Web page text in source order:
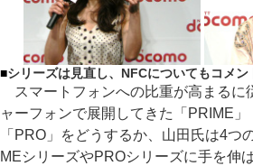
■シリーズは見直し、NFCについてもコメン
スマートフォンへの比重が高まるに
ャーフォンで展開してきた「PRIME」
「PRO」をどうするか、山田氏は4つ
MEシリーズやPROシリーズに手を伸